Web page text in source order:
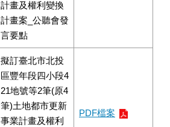
計畫及權利變換
計畫案_公聽會發
言要點
擬訂臺北市北投
區豐年段四小段4
21地號等2筆(原4
筆)土地都市更新
事業計畫及權利
PDF檔案